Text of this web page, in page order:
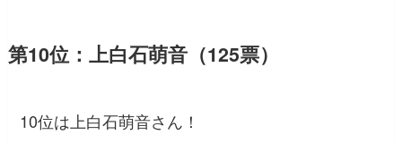
第10位：上白石萌音（125票）
10位は上白石萌音さん！